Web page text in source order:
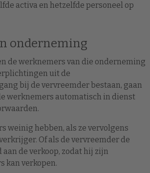
activa en hetzelfde personeel op
onderneming
de werknemers van die onderneming
uit de
bij de vervreemder bestaan, gaan
werknemers automatisch in dienst
weinig hebben, als ze vervolgens
Of als de vervreemder de
de verkoop, zodat hij zijn
kan verkopen.